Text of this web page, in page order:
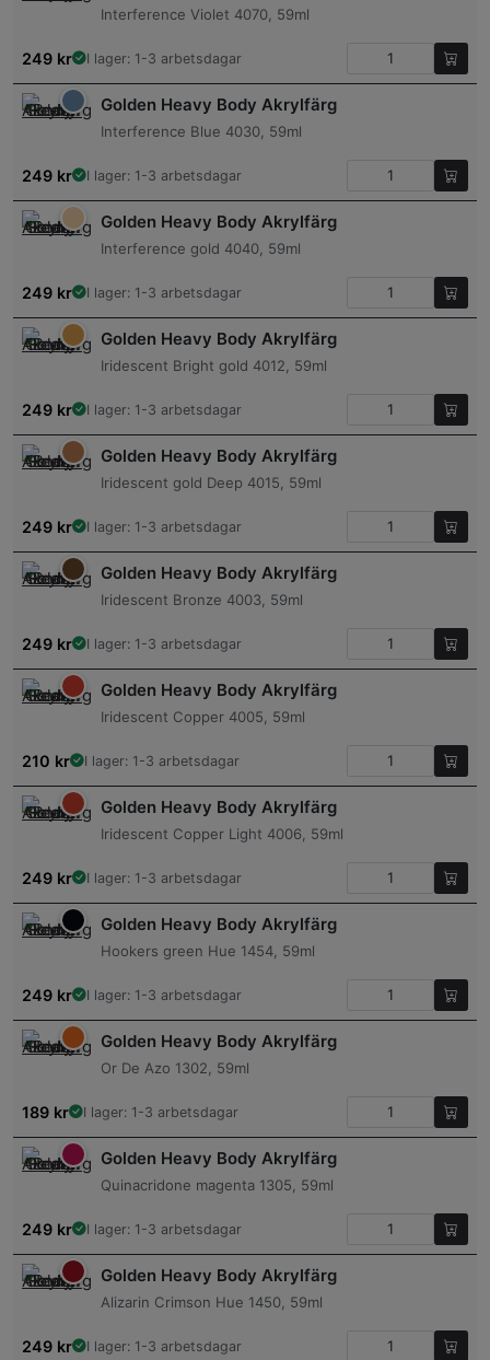
Interference Violet 4070, 59ml
249 kr I lager: 1-3 arbetsdagar
Golden Heavy Body Akrylfärg
Interference Blue 4030, 59ml
249 kr I lager: 1-3 arbetsdagar
Golden Heavy Body Akrylfärg
Interference gold 4040, 59ml
249 kr I lager: 1-3 arbetsdagar
Golden Heavy Body Akrylfärg
Iridescent Bright gold 4012, 59ml
249 kr I lager: 1-3 arbetsdagar
Golden Heavy Body Akrylfärg
Iridescent gold Deep 4015, 59ml
249 kr I lager: 1-3 arbetsdagar
Golden Heavy Body Akrylfärg
Iridescent Bronze 4003, 59ml
249 kr I lager: 1-3 arbetsdagar
Golden Heavy Body Akrylfärg
Iridescent Copper 4005, 59ml
210 kr I lager: 1-3 arbetsdagar
Golden Heavy Body Akrylfärg
Iridescent Copper Light 4006, 59ml
249 kr I lager: 1-3 arbetsdagar
Golden Heavy Body Akrylfärg
Hookers green Hue 1454, 59ml
249 kr I lager: 1-3 arbetsdagar
Golden Heavy Body Akrylfärg
Or De Azo 1302, 59ml
189 kr I lager: 1-3 arbetsdagar
Golden Heavy Body Akrylfärg
Quinacridone magenta 1305, 59ml
249 kr I lager: 1-3 arbetsdagar
Golden Heavy Body Akrylfärg
Alizarin Crimson Hue 1450, 59ml
249 kr I lager: 1-3 arbetsdagar